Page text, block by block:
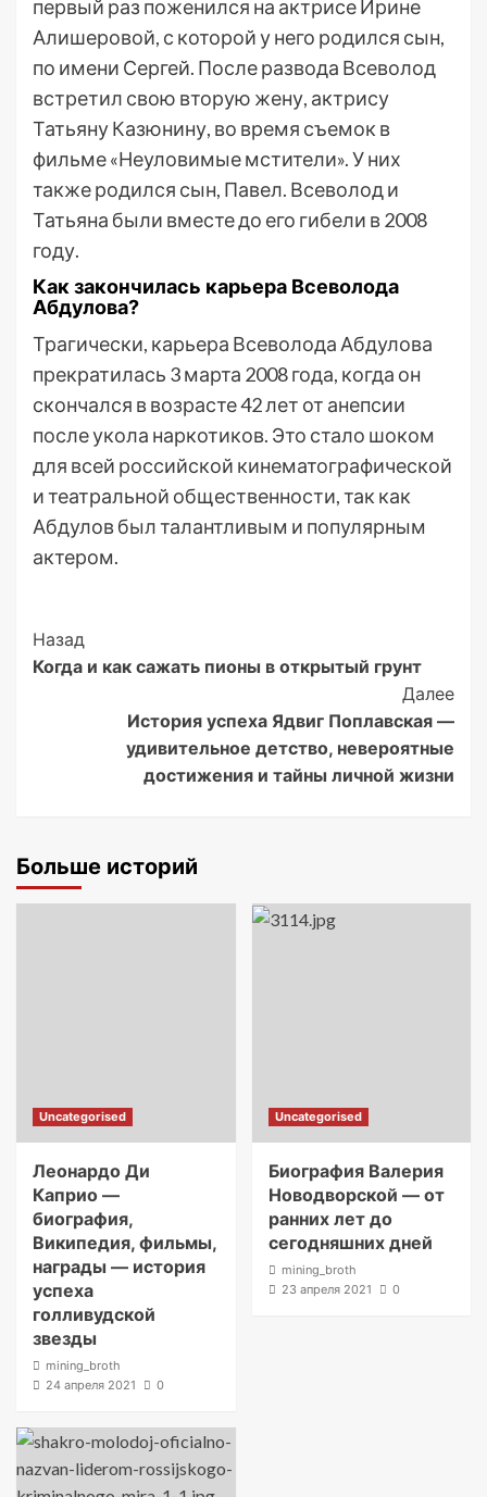
первый раз поженился на актрисе Ирине
Алишеровой, с которой у него родился сын,
по имени Сергей. После развода Всеволод
встретил свою вторую жену, актрису
Татьяну Казюнину, во время съемок в
фильме «Неуловимые мстители». У них
также родился сын, Павел. Всеволод и
Татьяна были вместе до его гибели в 2008
году.
Как закончилась карьера Всеволода
Абдулова?
Трагически, карьера Всеволода Абдулова
прекратилась 3 марта 2008 года, когда он
скончался в возрасте 42 лет от анепсии
после укола наркотиков. Это стало шоком
для всей российской кинематографической
и театральной общественности, так как
Абдулов был талантливым и популярным
актером.
Post
Navigation
Назад
Когда и как сажать пионы в открытый грунт
Далее
История успеха Ядвиг Поплавская —
удивительное детство, невероятные
достижения и тайны личной жизни
Больше историй
Uncategorised
Леонардо Ди
Каприо —
биография,
Википедия, фильмы,
награды — история
успеха
голливудской
звезды
mining_broth
24 апреля 2021
0
Uncategorised
Биография Валерия
Новодворской — от
ранних лет до
сегодняшних дней
mining_broth
23 апреля 2021
0